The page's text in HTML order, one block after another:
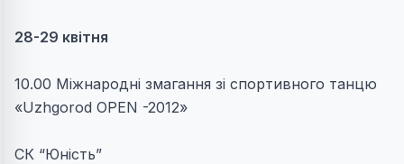
28-29 квітня
10.00 Міжнародні змагання зі спортивного танцю
«Uzhgorod OPEN -2012»
СК “Юність”